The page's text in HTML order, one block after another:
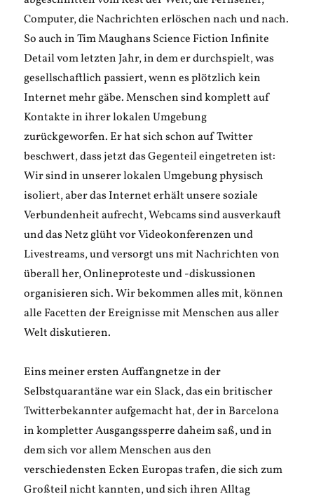
Computer, die Nachrichten erlöschen nach und nach.
So auch in Tim Maughans Science Fiction Infinite
Detail vom letzten Jahr, in dem er durchspielt, was
gesellschaftlich passiert, wenn es plötzlich kein
Internet mehr gäbe. Menschen sind komplett auf
Kontakte in ihrer lokalen Umgebung
zurückgeworfen. Er hat sich schon auf Twitter
beschwert, dass jetzt das Gegenteil eingetreten ist:
Wir sind in unserer lokalen Umgebung physisch
isoliert, aber das Internet erhält unsere soziale
Verbundenheit aufrecht, Webcams sind ausverkauft
und das Netz glüht vor Videokonferenzen und
Livestreams, und versorgt uns mit Nachrichten von
überall her, Onlineproteste und -diskussionen
organisieren sich. Wir bekommen alles mit, können
alle Facetten der Ereignisse mit Menschen aus aller
Welt diskutieren.
Eins meiner ersten Auffangnetze in der
Selbstquarantäne war ein Slack, das ein britischer
Twitterbekannter aufgemacht hat, der in Barcelona
in kompletter Ausgangssperre daheim saß, und in
dem sich vor allem Menschen aus den
verschiedensten Ecken Europas trafen, die sich zum
Großteil nicht kannten, und sich ihren Alltag